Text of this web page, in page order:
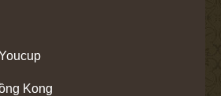
Kong